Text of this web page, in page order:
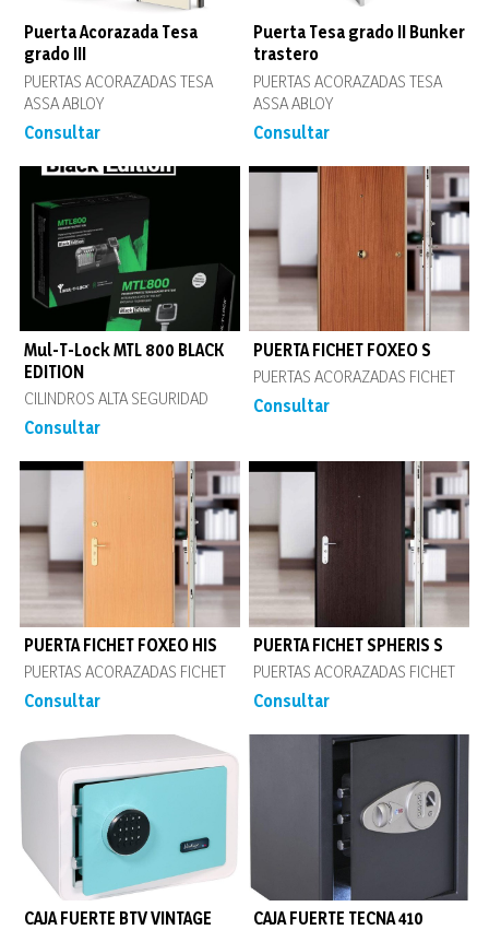
Puerta Acorazada Tesa
grado III
PUERTAS ACORAZADAS TESA
ASSA ABLOY
Consultar
Puerta Tesa grado II Bunker
trastero
PUERTAS ACORAZADAS TESA
ASSA ABLOY
Consultar
Mul-T-Lock MTL 800 BLACK
EDITION
CILINDROS ALTA SEGURIDAD
Consultar
PUERTA FICHET FOXEO S
PUERTAS ACORAZADAS FICHET
Consultar
PUERTA FICHET FOXEO HIS
PUERTAS ACORAZADAS FICHET
Consultar
PUERTA FICHET SPHERIS S
PUERTAS ACORAZADAS FICHET
Consultar
CAJA FUERTE BTV VINTAGE
CAJA FUERTE TECNA 410